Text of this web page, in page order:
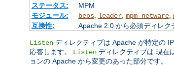
ステータス:
MPM
モジュール:
beos, leader, mpm_netware,
互換性:
Apache 2.0 から必須ディレク
Listen ディレクティブは Apache が特定の
応答します。 Listen ディレクティブは 現在
ョンの Apache から変更のあった部分です。